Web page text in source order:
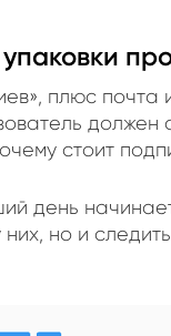
плюс почта
должен
стоит
день
но и